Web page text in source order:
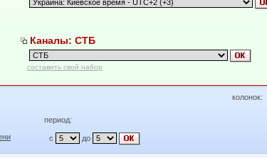
Каналы: СТБ
составить свой набор
колонок:
период:
с до